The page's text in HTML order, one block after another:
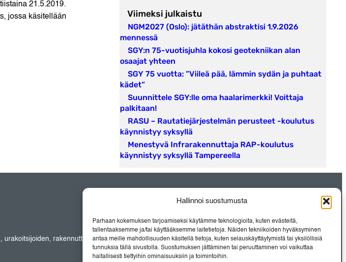
Hallinnoi suostumusta
Parhaan kokemuksen tarjoamiseksi käytämme teknologioita, kuten evästeitä,
tallentaaksemme ja/tai käyttääksemme laitetietoja. Näiden tekniikoiden hyväksyminen
antaa meille mahdollisuuden käsitellä tietoja, kuten selauskäyttäytymistä tai yksilöllisiä
tunnuksia tällä sivustolla. Suostumuksen jättäminen tai peruuttaminen voi vaikuttaa
haitallisesti tiettyihin ominaisuuksiin ja toimintoihin.
21.5.2019.
jossa käsitellään
Viimeksi julkaistu
NGM2027 (Oslo): jätäthän abstraktisi 1.9.2026
mennessä
SGY:n 75-vuotisjuhla kokosi geotekniikan alan
osaajat yhteen
SGY 75 vuotta: ”Viileä pää, lämmin sydän ja puhtaat
kädet”
Suunnittele SGY:lle oma haalarimerkki! Voittaja
palkitaan!
RASU – Rautatiejärjestelmän perusteet -koulutus
käynnistyy syksyllä
Menestyvä Infrarakennuttaja RAP-koulutus
käynnistyy syksyllä Tampereella
urakoitsijoiden, rakennuttajien sekä laite- ja
Instagram